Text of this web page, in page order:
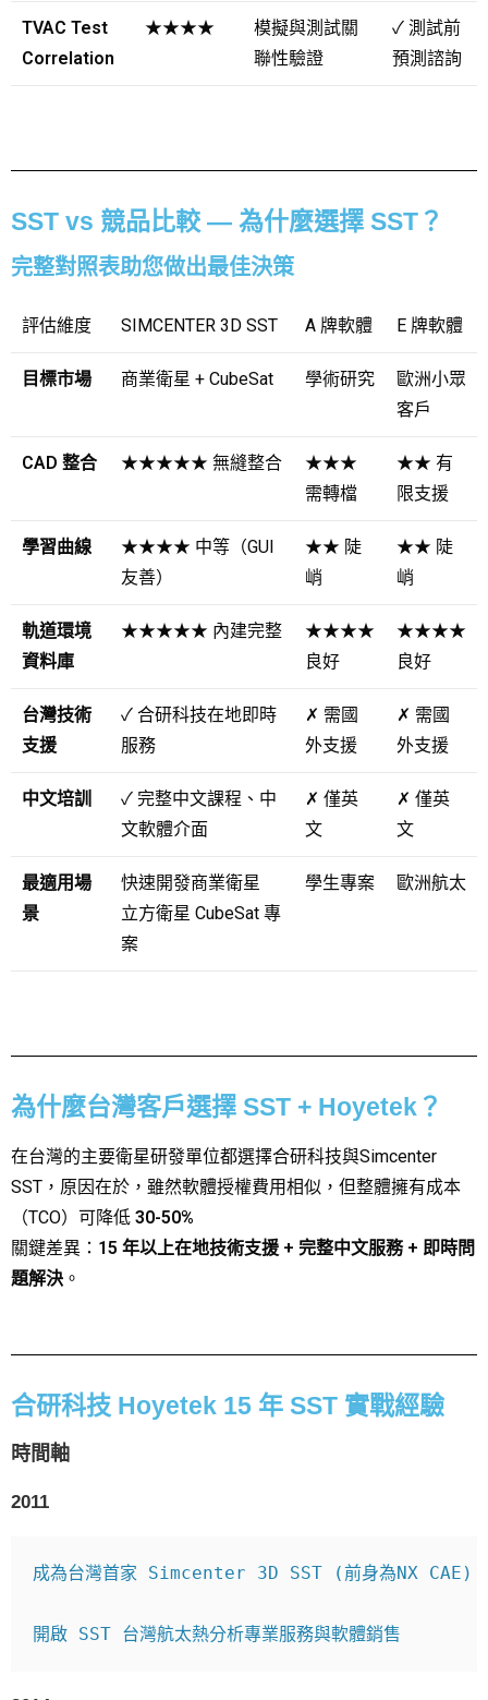
TVAC Test
Correlation
★★★★
模擬與測試關
聯性驗證
✓ 測試前
預測諮詢
SST vs 競品比較 — 為什麼選擇 SST？
完整對照表助您做出最佳決策
評估維度 SIMCENTER 3D SST A 牌軟體 E 牌軟體
目標市場 商業衛星 + CubeSat 學術研究
歐洲小眾
客戶
CAD 整合 ★★★★★ 無縫整合
★★★
需轉檔
★★ 有
限支援
學習曲線
★★★★ 中等（GUI
友善）
★★ 陡
峭
★★ 陡
峭
軌道環境
資料庫
★★★★★ 內建完整
★★★★
良好
★★★★
良好
台灣技術
支援
✓ 合研科技在地即時
服務
✗ 需國
外支援
✗ 需國
外支援
中文培訓 ✓ 完整中文課程、中
文軟體介面
✗ 僅英
文
✗ 僅英
文
最適用場
景
快速開發商業衛星
立方衛星 CubeSat 專
案
學生專案 歐洲航太
為什麼台灣客戶選擇 SST + Hoyetek？
在台灣的主要衛星研發單位都選擇合研科技與Simcenter
SST，原因在於，雖然軟體授權費用相似，但整體擁有成本
（TCO）可降低 30-50%
關鍵差異： 15 年以上在地技術支援 + 完整中文服務 + 即時問
題解決 。
合研科技 Hoyetek 15 年 SST 實戰經驗
時間軸
2011
成為台灣首家 Simcenter 3D SST (前身為NX CAE)